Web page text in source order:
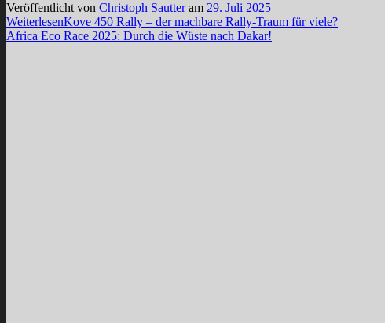
Veröffentlicht von Christoph Sautteram 29. Juli 2025
WeiterlesenKove 450 Rally – der machbare Rally-Traum für viele?
Africa Eco Race 2025: Durch die Wüste nach Dakar!